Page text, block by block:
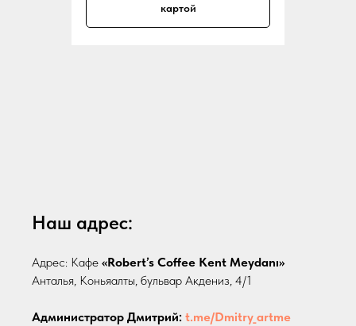
картой
Наш адрес:
Адрес: Кафе «Robert’s Coffee Kent Meydanı»
Анталья, Коньяалты, бульвар Акдениз, 4/1
Администратор Дмитрий: t.me/Dmitry_artme